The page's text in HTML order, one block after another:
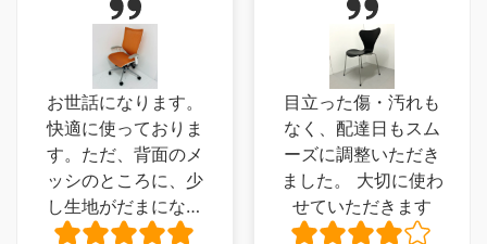
目立った傷・汚れも
なく、配達日もスム
ーズに調整いただき
ました。 大切に使わ
せていただきます
実物は想像以上のモ
ノでした、座面が写
真では気が付かなか
った木ではなく柔軟
性のある革製品とい
うのもよかった、唯